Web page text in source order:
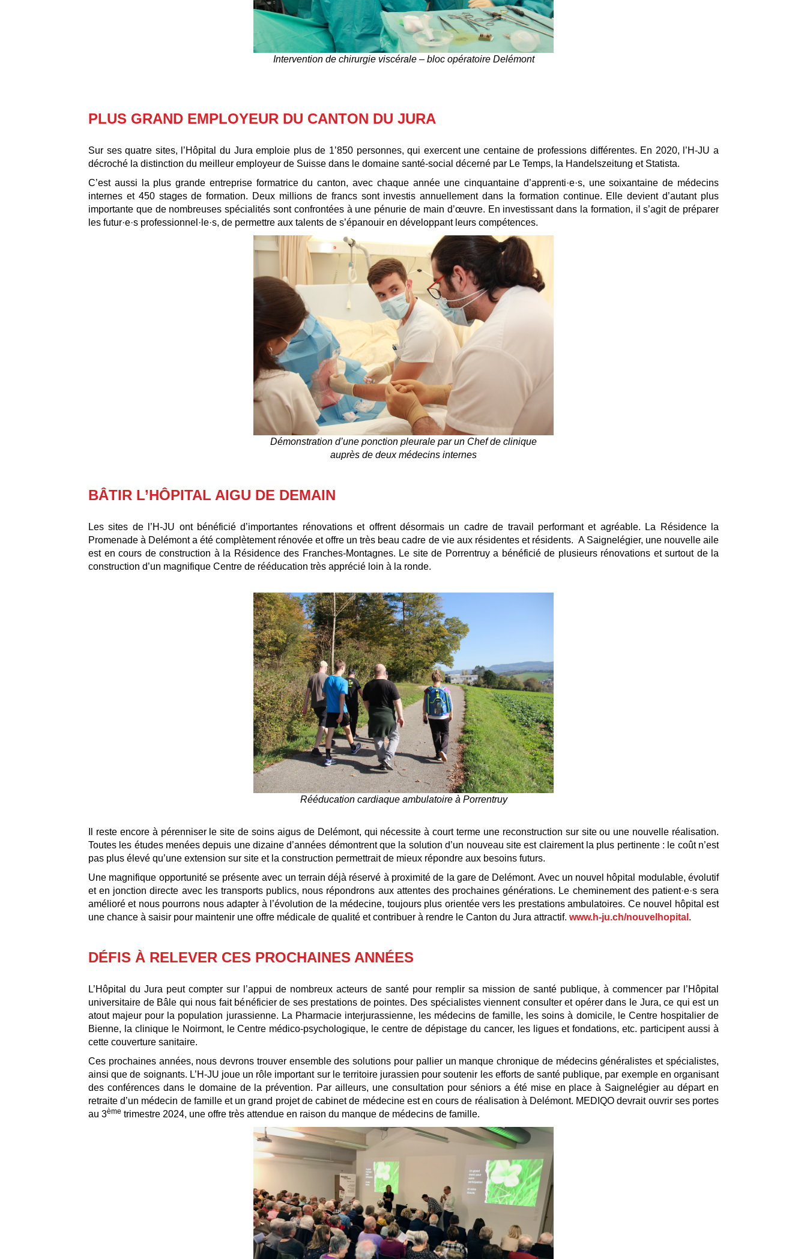
Intervention de chirurgie viscérale – bloc opératoire Delémont
PLUS GRAND EMPLOYEUR DU CANTON DU JURA
Sur ses quatre sites, l’Hôpital du Jura emploie plus de 1’850 personnes, qui exercent une centaine de professions différentes. En 2020, l’H-JU a
décroché la distinction du meilleur employeur de Suisse dans le domaine santé-social décerné par Le Temps, la Handelszeitung et Statista.
C’est aussi la plus grande entreprise formatrice du canton, avec chaque année une cinquantaine d’apprenti·e·s, une soixantaine de médecins
internes et 450 stages de formation. Deux millions de francs sont investis annuellement dans la formation continue. Elle devient d’autant plus
importante que de nombreuses spécialités sont confrontées à une pénurie de main d’œuvre. En investissant dans la formation, il s’agit de préparer
les futur·e·s professionnel·le·s, de permettre aux talents de s’épanouir en développant leurs compétences.
Démonstration d’une ponction pleurale par un Chef de clinique
auprès de deux médecins internes
BÂTIR L’HÔPITAL AIGU DE DEMAIN
Les sites de l’H-JU ont bénéficié d’importantes rénovations et offrent désormais un cadre de travail performant et agréable. La Résidence la
Promenade à Delémont a été complètement rénovée et offre un très beau cadre de vie aux résidentes et résidents. A Saignelégier, une nouvelle aile
est en cours de construction à la Résidence des Franches-Montagnes. Le site de Porrentruy a bénéficié de plusieurs rénovations et surtout de la
construction d’un magnifique Centre de rééducation très apprécié loin à la ronde.
Rééducation cardiaque ambulatoire à Porrentruy
Il reste encore à pérenniser le site de soins aigus de Delémont, qui nécessite à court terme une reconstruction sur site ou une nouvelle réalisation.
Toutes les études menées depuis une dizaine d’années démontrent que la solution d’un nouveau site est clairement la plus pertinente : le coût n’est
pas plus élevé qu’une extension sur site et la construction permettrait de mieux répondre aux besoins futurs.
Une magnifique opportunité se présente avec un terrain déjà réservé à proximité de la gare de Delémont. Avec un nouvel hôpital modulable, évolutif
et en jonction directe avec les transports publics, nous répondrons aux attentes des prochaines générations. Le cheminement des patient·e·s sera
amélioré et nous pourrons nous adapter à l’évolution de la médecine, toujours plus orientée vers les prestations ambulatoires. Ce nouvel hôpital est
une chance à saisir pour maintenir une offre médicale de qualité et contribuer à rendre le Canton du Jura attractif. www.h-ju.ch/nouvelhopital .
DÉFIS À RELEVER CES PROCHAINES ANNÉES
L’Hôpital du Jura peut compter sur l’appui de nombreux acteurs de santé pour remplir sa mission de santé publique, à commencer par l’Hôpital
universitaire de Bâle qui nous fait bénéficier de ses prestations de pointes. Des spécialistes viennent consulter et opérer dans le Jura, ce qui est un
atout majeur pour la population jurassienne. La Pharmacie interjurassienne, les médecins de famille, les soins à domicile, le Centre hospitalier de
Bienne, la clinique le Noirmont, le Centre médico-psychologique, le centre de dépistage du cancer, les ligues et fondations, etc. participent aussi à
cette couverture sanitaire.
Ces prochaines années, nous devrons trouver ensemble des solutions pour pallier un manque chronique de médecins généralistes et spécialistes,
ainsi que de soignants. L’H-JU joue un rôle important sur le territoire jurassien pour soutenir les efforts de santé publique, par exemple en organisant
des conférences dans le domaine de la prévention. Par ailleurs, une consultation pour séniors a été mise en place à Saignelégier au départ en
retraite d’un médecin de famille et un grand projet de cabinet de médecine est en cours de réalisation à Delémont. MEDIQO devrait ouvrir ses portes
au 3ème trimestre 2024, une offre très attendue en raison du manque de médecins de famille.